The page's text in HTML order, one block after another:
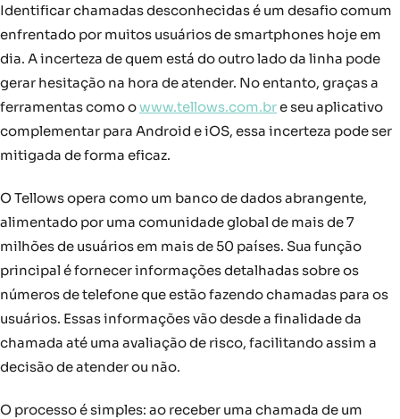
Identificar chamadas desconhecidas é um desafio comum
enfrentado por muitos usuários de smartphones hoje em
dia. A incerteza de quem está do outro lado da linha pode
gerar hesitação na hora de atender. No entanto, graças a
ferramentas como owww.tellows.com.bre seu aplicativo
complementar para Android e iOS, essa incerteza pode ser
mitigada de forma eficaz.
O Tellows opera como um banco de dados abrangente,
alimentado por uma comunidade global de mais de 7
milhões de usuários em mais de 50 países. Sua função
principal é fornecer informações detalhadas sobre os
números de telefone que estão fazendo chamadas para os
usuários. Essas informações vão desde a finalidade da
chamada até uma avaliação de risco, facilitando assim a
decisão de atender ou não.
O processo é simples: ao receber uma chamada de um